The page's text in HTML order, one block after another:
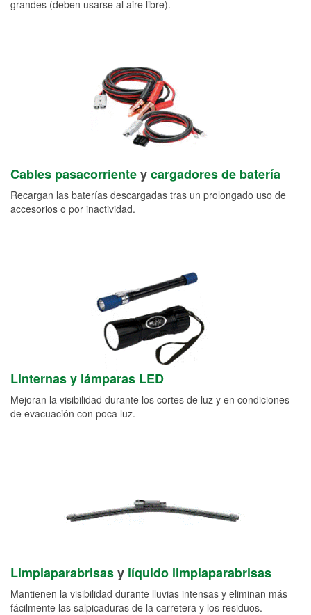
grandes (deben usarse al aire libre).
Cables pasacorrienteycargadores de batería
Recargan las baterías descargadas tras un prolongado uso de
accesorios o por inactividad.
Linternas y lámparas LED
Mejoran la visibilidad durante los cortes de luz y en condiciones
de evacuación con poca luz.
Limpiaparabrisasy líquido limpiaparabrisas
Mantienen la visibilidad durante lluvias intensas y eliminan más
fácilmente las salpicaduras de la carretera y los residuos.